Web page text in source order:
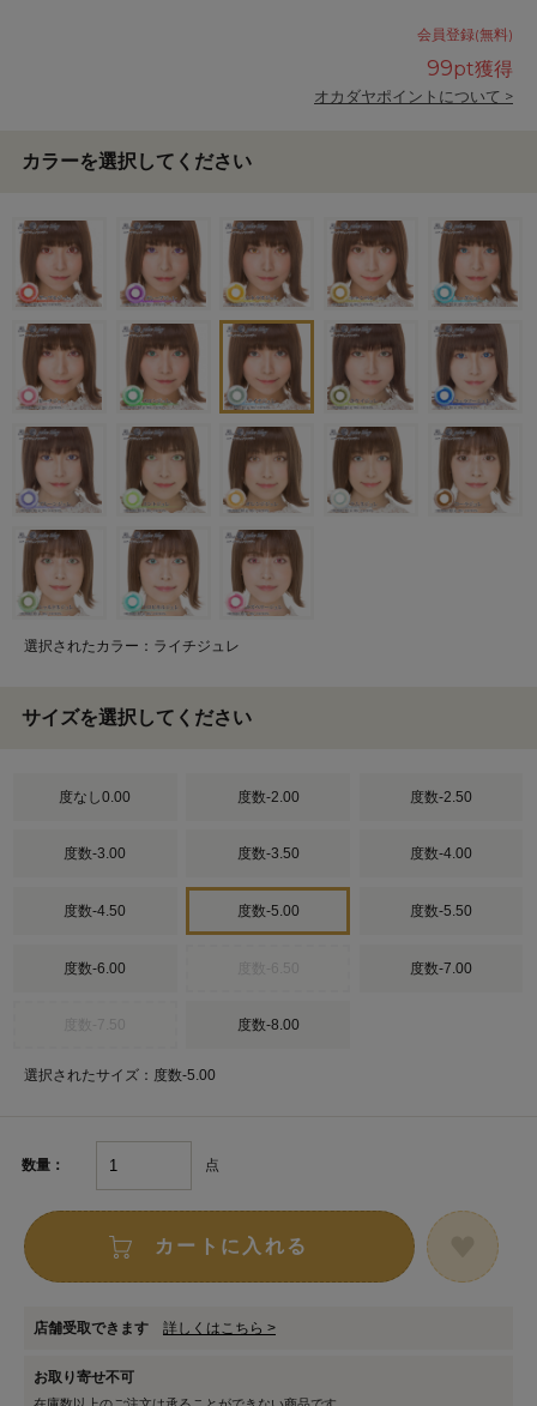
会員登録(無料)
99pt獲得
オカダヤポイントについて >
カラーを選択してください
選択されたカラー：ライチジュレ
サイズを選択してください
度なし0.00 度数-2.00 度数-2.50
度数-3.00 度数-3.50 度数-4.00
度数-4.50 度数-5.00 度数-5.50
度数-6.00 度数-7.00
度数-8.00
選択されたサイズ：度数-5.00
数量： 点
カートに入れる
店舗受取できます 詳しくはこちら >
お取り寄せ不可